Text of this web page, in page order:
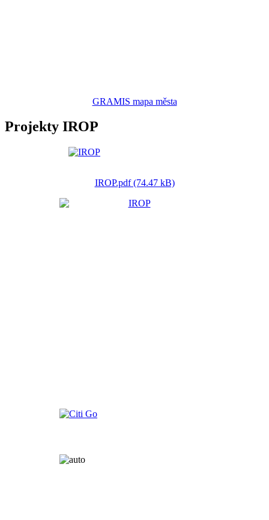
GRAMIS mapa města
Projekty IROP
IROP.pdf (74.47 kB)